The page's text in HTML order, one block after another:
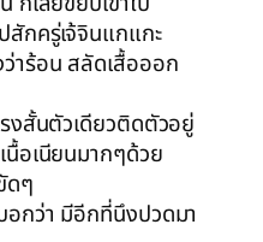
สักครู่เจ้จินแกแกะ
าร้อน สลัดเสื้อออก
งสั้นตัวเดียวติดตัวอยู่
นื้อเนียนมากๆด้วย
ดๆ
กว่า มีอีกที่นึงปวดมา